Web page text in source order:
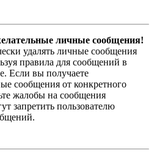
личные сообщения!
удалять личные сообщения
правила для сообщений в
Если вы получаете
сообщения от конкретного
жалобы на сообщения
запретить пользователю